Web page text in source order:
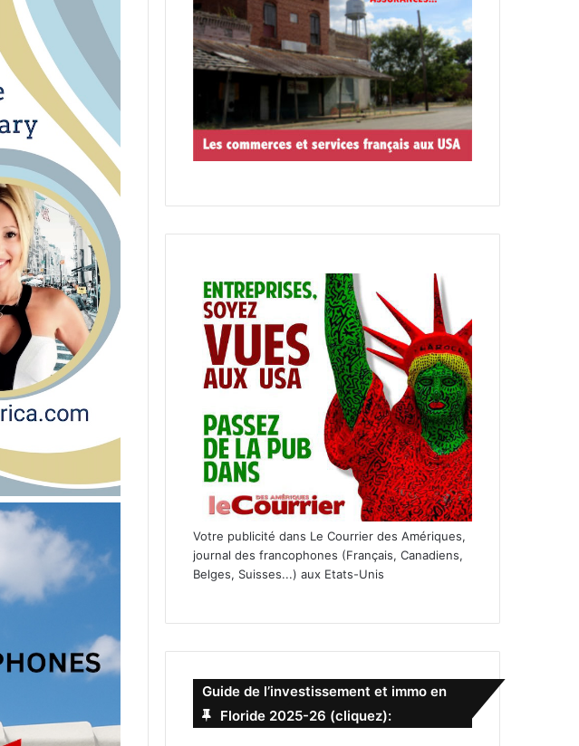
Votre publicité dans Le Courrier des Amériques,
journal des francophones (Français, Canadiens,
Belges, Suisses...) aux Etats-Unis
Guide de l’investissement et immo en
Floride 2025-26 (cliquez):